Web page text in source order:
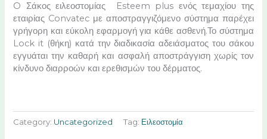
O Σάκος ειλεοστομίας Esteem plus ενός τεμαχίου της
εταιρίας Convatec με αποστραγγιζόμενο σύστημα παρέχει
γρήγορη και εύκολη εφαρμογή για κάθε ασθενή.Το σύστημα
Lock it (θήκη) κατά την διαδικασία αδειάσματος του σάκου
εγγυάται την καθαρή και ασφαλή αποστράγγιση χωρίς τον
κίνδυνο διαρροών και ερεθισμών του δέρματος.
Category: Uncategorized Tag: Ειλεοστομία